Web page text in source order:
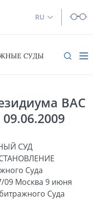
RU
СУДЫ
ВАС
СУД
Суда
09 Москва 9 июня
Суда